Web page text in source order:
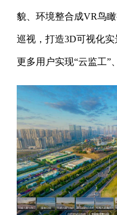
貌、环境整合成VR鸟
巡视，打造3D可视化
更多用户实现“云监工”